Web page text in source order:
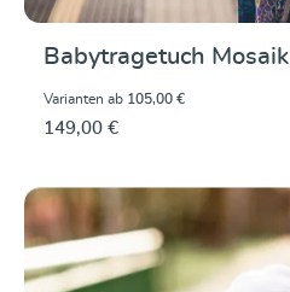
Babytragetuch Mosaik
Varianten ab 105,00 €
149,00 €